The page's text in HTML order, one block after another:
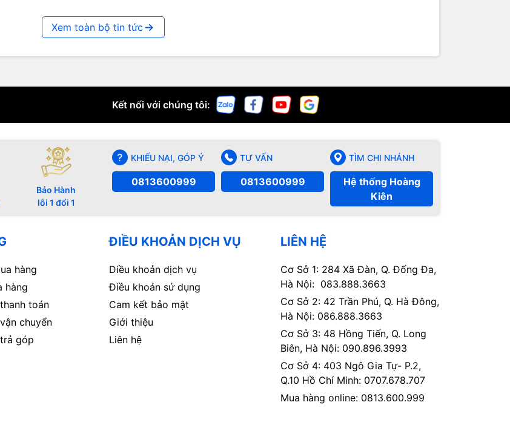
Xem toàn bộ tin tức
Kết nối với chúng tôi:
Bảo Hành
lỗi 1 đổi 1
KHIẾU NẠI, GÓP Ý
0813600999
TƯ VẤN
0813600999
TÌM CHI NHÁNH
Hệ thống Hoàng
Kiên
hàng
hàng
toán
chuyển
góp
ĐIỀU KHOẢN DỊCH VỤ
Diều khoản dịch vụ
Điều khoản sử dụng
Cam kết bảo mật
Giới thiệu
Liên hệ
LIÊN HỆ
Cơ Sở 1: 284 Xã Đàn, Q. Đống Đa,
Hà Nội: 083.888.3663
Cơ Sở 2: 42 Trần Phú, Q. Hà Đông,
Hà Nội: 086.888.3663
Cơ Sở 3: 48 Hồng Tiến, Q. Long
Biên, Hà Nội: 090.896.3993
Cơ Sở 4: 403 Ngô Gia Tự- P.2,
Q.10 Hồ Chí Minh: 0707.678.707
Mua hàng online: 0813.600.999